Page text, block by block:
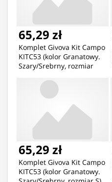
65,29 zł
Komplet Givova Kit Campo
KITC53 (kolor Granatowy.
Szary/Srebrny, rozmiar
65,29 zł
Komplet Givova Kit Campo
KITC53 (kolor Granatowy.